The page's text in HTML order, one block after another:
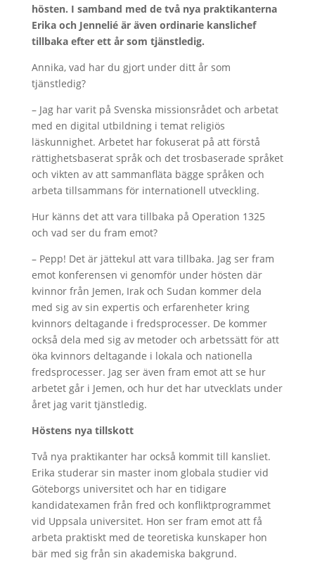
hösten. I samband med de två nya praktikanterna
Erika och Jennelié är även ordinarie kanslichef
tillbaka efter ett år som tjänstledig.
Annika, vad har du gjort under ditt år som
tjänstledig?
– Jag har varit på Svenska missionsrådet och arbetat
med en digital utbildning i temat religiös
läskunnighet. Arbetet har fokuserat på att förstå
rättighetsbaserat språk och det trosbaserade språket
och vikten av att sammanfläta bägge språken och
arbeta tillsammans för internationell utveckling.
Hur känns det att vara tillbaka på Operation 1325
och vad ser du fram emot?
– Pepp! Det är jättekul att vara tillbaka. Jag ser fram
emot konferensen vi genomför under hösten där
kvinnor från Jemen, Irak och Sudan kommer dela
med sig av sin expertis och erfarenheter kring
kvinnors deltagande i fredsprocesser. De kommer
också dela med sig av metoder och arbetssätt för att
öka kvinnors deltagande i lokala och nationella
fredsprocesser. Jag ser även fram emot att se hur
arbetet går i Jemen, och hur det har utvecklats under
året jag varit tjänstledig.
Höstens nya tillskott
Två nya praktikanter har också kommit till kansliet.
Erika studerar sin master inom globala studier vid
Göteborgs universitet och har en tidigare
kandidatexamen från fred och konfliktprogrammet
vid Uppsala universitet. Hon ser fram emot att få
arbeta praktiskt med de teoretiska kunskaper hon
bär med sig från sin akademiska bakgrund.